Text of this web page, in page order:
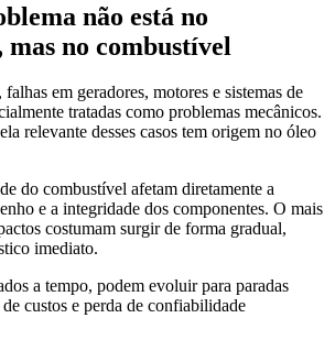
não está no
no combustível
em geradores, motores e sistemas de
tratadas como problemas mecânicos.
relevante desses casos tem origem no óleo
do combustível afetam diretamente a
e a integridade dos componentes. O mais
costumam surgir de forma gradual,
imediato.
a tempo, podem evoluir para paradas
custos e perda de confiabilidade